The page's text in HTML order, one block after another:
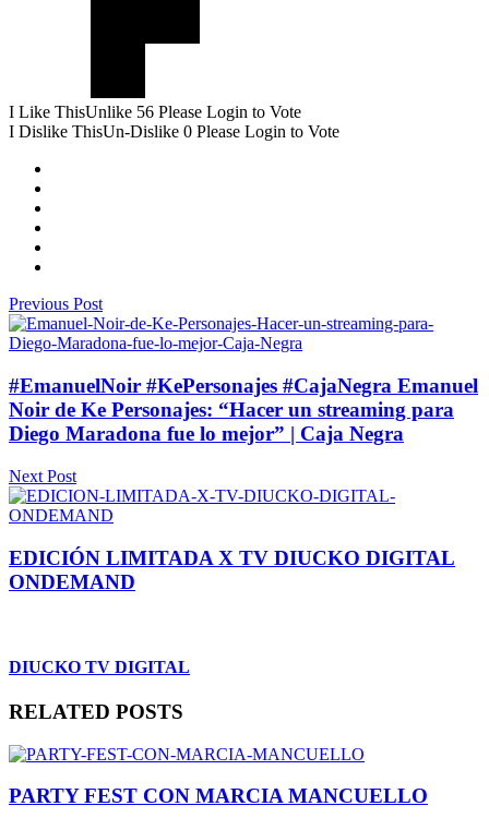
I Like ThisUnlike 56 Please Login to Vote
I Dislike ThisUn-Dislike 0 Please Login to Vote
Previous Post
#EmanuelNoir #KePersonajes #CajaNegra Emanuel
Noir de Ke Personajes: “Hacer un streaming para
Diego Maradona fue lo mejor” | Caja Negra
Next Post
EDICIÓN LIMITADA X TV DIUCKO DIGITAL
ONDEMAND
DIUCKO TV DIGITAL
RELATED POSTS
PARTY FEST CON MARCIA MANCUELLO